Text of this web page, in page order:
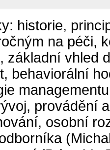
historie,
na péči,
základní vhled
behaviorální
provádění
osobní